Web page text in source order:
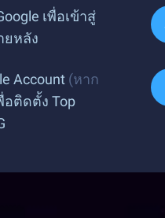
เพื่อเข้าสู่
ยหลัง
Account (หาก
อติดตั้ง Top